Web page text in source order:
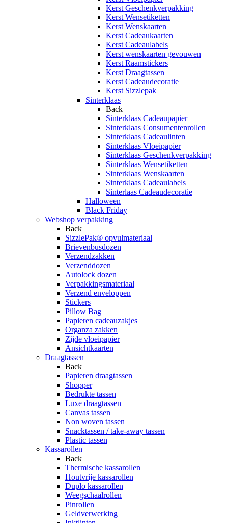
Kerst Geschenkverpakking
Kerst Wensetiketten
Kerst Wenskaarten
Kerst Cadeaukaarten
Kerst Cadeaulabels
Kerst wenskaarten gevouwen
Kerst Raamstickers
Kerst Draagtassen
Kerst Cadeaudecoratie
Kerst Sizzlepak
Sinterklaas
Back
Sinterklaas Cadeaupapier
Sinterklaas Consumentenrollen
Sinterklaas Cadeaulinten
Sinterklaas Vloeipapier
Sinterklaas Geschenkverpakking
Sinterklaas Wensetiketten
Sinterklaas Wenskaarten
Sinterklaas Cadeaulabels
Sinterlaas Cadeaudecoratie
Halloween
Black Friday
Webshop verpakking
Back
SizzlePak® opvulmateriaal
Brievenbusdozen
Verzendzakken
Verzenddozen
Autolock dozen
Verpakkingsmateriaal
Verzend enveloppen
Stickers
Pillow Bag
Papieren cadeauzakjes
Organza zakken
Zijde vloeipapier
Ansichtkaarten
Draagtassen
Back
Papieren draagtassen
Shopper
Bedrukte tassen
Luxe draagtassen
Canvas tassen
Non woven tassen
Snacktassen / take-away tassen
Plastic tassen
Kassarollen
Back
Thermische kassarollen
Houtvrije kassarollen
Duplo kassarollen
Weegschaalrollen
Pinrollen
Geldverwerking